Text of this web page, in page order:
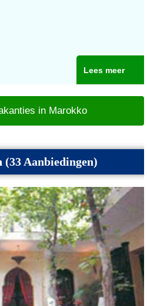
Lees meer
in Marokko
Aanbiedingen)